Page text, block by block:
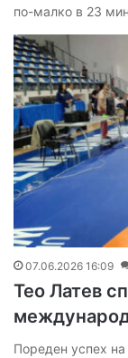
по-малко в 23
07.06.2026 16:09
Тео Латев
Пореден успех